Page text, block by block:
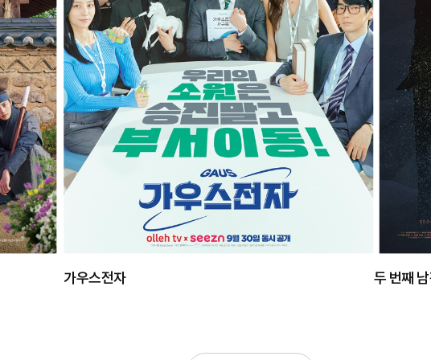
가우스전자 두 번째